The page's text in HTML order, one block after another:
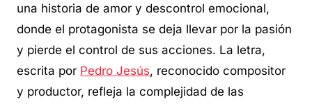
una historia de amor y descontrol emocional,
donde el protagonista se deja llevar por la pasión
y pierde el control de sus acciones. La letra,
escrita por Pedro Jesús, reconocido compositor
y productor, refleja la complejidad de las